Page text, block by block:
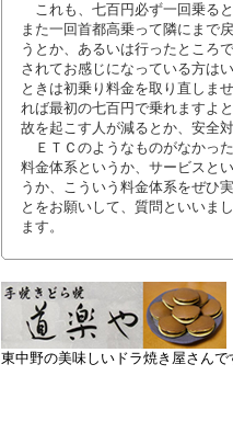
これも、七百円必ず一回乗る
また一回首都高乗って隣にまで
うとか、あるいは行ったところ
されてお感じになっている方は
ときは初乗り料金を取り直しま
れば最初の七百円で乗れますよ
故を起こす人が減るとか、安全
ＥＴＣのようなものがなかっ
料金体系というか、サービスと
うか、こういう料金体系をぜひ
とをお願いして、質問といいま
ます。
東中野の美味しいドラ焼き屋さんで